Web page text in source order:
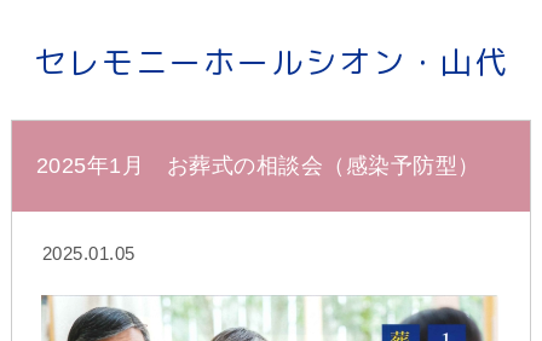
セレモニーホールシオン・山代
2025年1月 お葬式の相談会（感染予防型）
2025.01.05